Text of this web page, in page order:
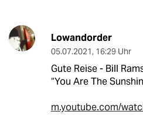
Lowandorder
05.07.2021, 16:29 Uhr
Gute Reise - Bill
“You Are The
m.youtube.com/